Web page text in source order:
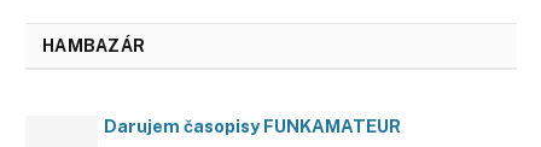
HAMBAZÁR
Darujem časopisy FUNKAMATEUR